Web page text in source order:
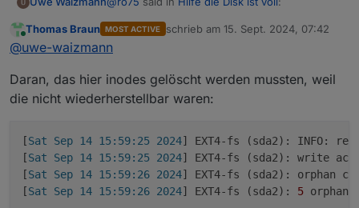
[Sat Sep 14 15:59:26 2024] EXT4-fs
(sda2): recovery complete
Das Dateisystem und / oder der
Darf ich noch nachfragen woran man den
Treffer erkennen kann?
Thomas Braun MOST ACTIVE schrieb am 15. Sept. 2024, 07:42
zuletzt editiert von
@uwe-waizmann
Daran, das hier inodes gelöscht werden mussten, weil
die nicht wiederherstellbar waren:
[Sat Sep 14 15:59:25 2024] EXT4-fs (sda2): INFO:
[Sat Sep 14 15:59:25 2024] EXT4-fs (sda2): write
[Sat Sep 14 15:59:26 2024] EXT4-fs (sda2): orphan
[Sat Sep 14 15:59:26 2024] EXT4-fs (sda2): 5